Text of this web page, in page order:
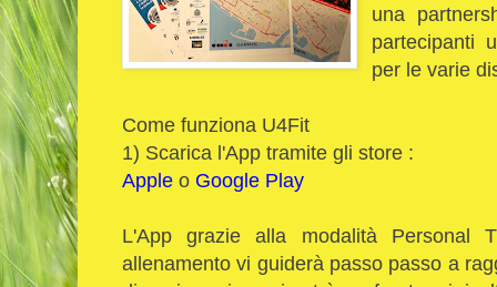
una
partecipanti
per le varie
Come funziona U4Fit
1) Scarica l'App tramite gli store :
Apple o Google Play
L'App grazie alla modalità Personal
allenamento vi guiderà passo passo a